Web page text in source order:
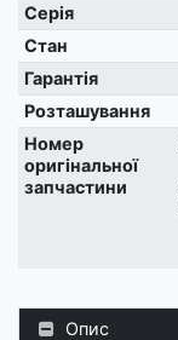
Серія
Стан
Гарантія
Розташування
Номер
оригінальної
запчастини
Опис